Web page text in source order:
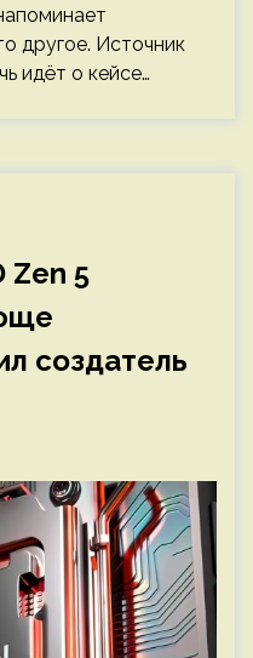
другое. Источник
идёт о кейсе…
Zen 5
создатель